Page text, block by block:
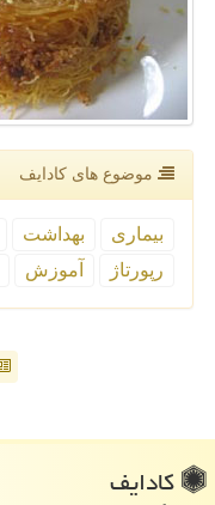
موضوع های كادایف
بیماری بهداشت
رپورتاژ
آموزش
كادایف